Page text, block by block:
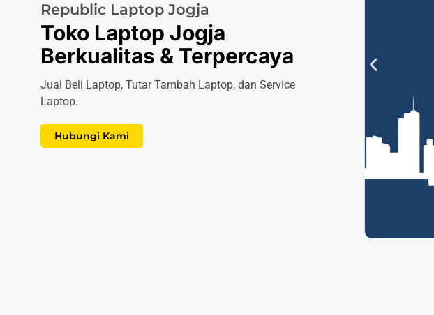
Republic Laptop Jogja
Toko Laptop Jogja
Berkualitas & Terpercaya
Jual Beli Laptop, Tutar Tambah Laptop, dan Service
Laptop.
Hubungi Kami